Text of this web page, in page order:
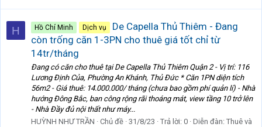
H Hồ Chí Minh Dịch vụ
De Capella Thủ Thiêm - Đang
còn trống căn 1-3PN cho thuê giá tốt chỉ từ
14tr/tháng
Đang có căn cho thuê tại De Capella Thủ Thiêm Quận 2 - Vị trí: 116
Lương Định Của, Phường An Khánh, Thủ Đức * Căn 1PN diện tích
56m2 - Giá thuê: 14.000.000/ tháng (chưa bao gồm phí quản lí) - Nhà
hướng Đông Bắc, ban công rộng rãi thoáng mát, view tầng 10 trở lên
- Nhà Đầy đủ nội thất như máy...
HUỲNH NHƯ TRẦN
Chủ đề 31/8/23 Trả lời: 0 Diễn đàn: Thuê và